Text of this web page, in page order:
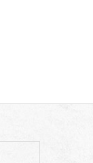
di recesso qui